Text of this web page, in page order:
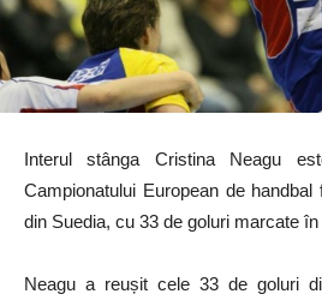
Interul stânga Cristina Neagu
Campionatului European de
din Suedia, cu 33 de goluri marcate
Neagu a reușit cele 33 de goluri